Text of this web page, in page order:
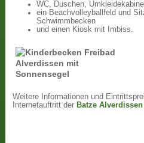
WC, Duschen,
ein Beachvolleyballfeld und
Schwimmbecken
und einen Kiosk mit Imbiss.
Weitere Informationen und
Internetauftritt der Batze Alverdissen